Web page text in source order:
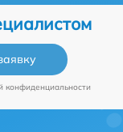
конфиденциальности